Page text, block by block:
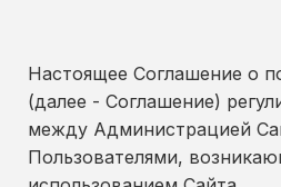
Настоящее Соглашение о
(далее - Соглашение)
между Администрацией
Пользователями,